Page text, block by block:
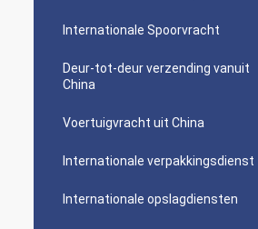
Internationale Spoorvracht
Deur-tot-deur verzending vanuit
China
Voertuigvracht uit China
Internationale verpakkingsdienst
Internationale opslagdiensten